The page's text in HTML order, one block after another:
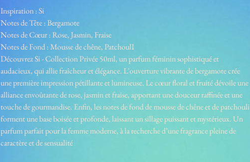
Inspiration : Si
Notes de Tête : Bergamote
Notes de Cœur : Rose, Jasmin, Fraise
Notes de Fond : Mousse de chêne, PatchoulI
Découvrez Si - Collection Privée 50ml, un parfum féminin sophistiqué et
audacieux, qui allie fraîcheur et élégance. L'ouverture vibrante de bergamote crée
une première impression pétillante et lumineuse. Le cœur floral et fruité dévoile une
alliance envoûtante de rose, jasmin et fraise, apportant une douceur raffinée et une
touche de gourmandise. Enfin, les notes de fond de mousse de chêne et de patchouli
forment une base boisée et profonde, laissant un sillage puissant et mystérieux. Un
parfum parfait pour la femme moderne, à la recherche d’une fragrance pleine de
caractère et de sensualité